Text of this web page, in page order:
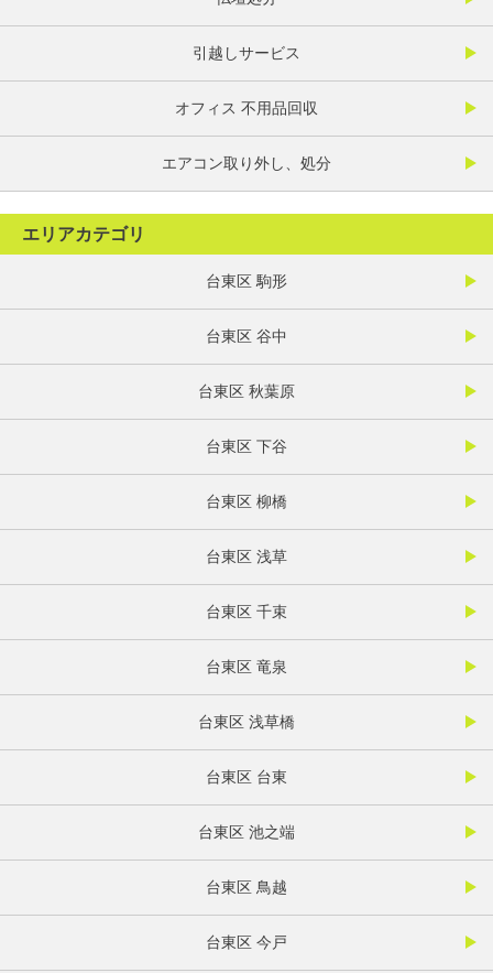
引越しサービス
オフィス 不用品回収
エアコン取り外し、処分
エリアカテゴリ
台東区 駒形
台東区 谷中
台東区 秋葉原
台東区 下谷
台東区 柳橋
台東区 浅草
台東区 千束
台東区 竜泉
台東区 浅草橋
台東区 台東
台東区 池之端
台東区 鳥越
台東区 今戸